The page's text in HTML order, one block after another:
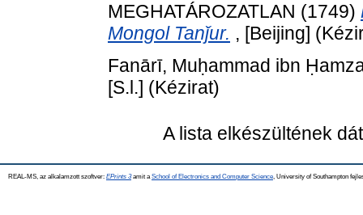
MEGHATÁROZATLAN (1749)
Mongol Tanǰur. , [Beijing]
Fanārī, Muḥammad ibn
[S.l.] (Kézirat)
A lista elkészültének
REAL-MS, az alkalamzott szoftver: EPrints 3amit a School of Electronics and Computer Science , University of Southampton